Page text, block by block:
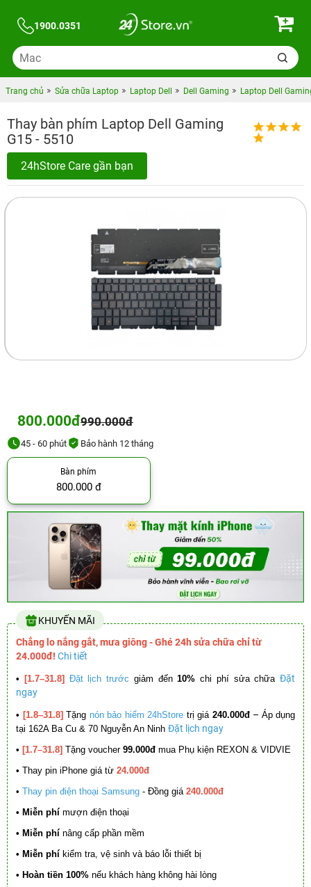
1900.0351
Trang chủ Sửa chữa Laptop Laptop Dell Dell Gaming Laptop Dell
Thay bàn phím Laptop Dell Gaming
G15 - 5510
24hStore Care gần bạn
800.000đ990.000đ
45 - 60 phút Bảo hành 12 tháng
Bàn phím
800.000 đ
KHUYẾN MÃI
Chẳng lo nắng gắt, mưa giông - Ghé 24h sửa chữa chỉ từ
24.000đ! Chi tiết
• [1.7–31.8] Đặt lịch trước giảm đến10% chi phí sửa chữa Đặt
ngay
• [1.8–31.8] Tặng nón bảo hiểm 24hStore trị giá 240.000đ – Áp dụng
tại 162A Ba Cu & 70 Nguyễn An Ninh Đặt lịch ngay
• [1.7–31.8] Tặng voucher 99.000đ mua Phụ kiện REXON & VIDVIE
• Thay pin iPhone giá từ 24.000đ
• Thay pin điện thoại Samsung - Đồng giá 240.000đ
• Miễn phí mượn điện thoại
• Miễn phí nâng cấp phần mềm
• Miễn phí kiểm tra, vệ sinh và báo lỗi thiết bị
• Hoàn tiền 100% nếu khách hàng không hài lòng